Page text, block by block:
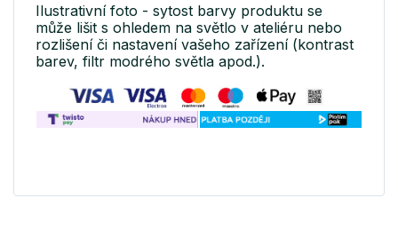
Ilustrativní foto - sytost barvy produktu se
může lišit s ohledem na světlo v ateliéru nebo
rozlišení či nastavení vašeho zařízení (kontrast
barev, filtr modrého světla apod.).